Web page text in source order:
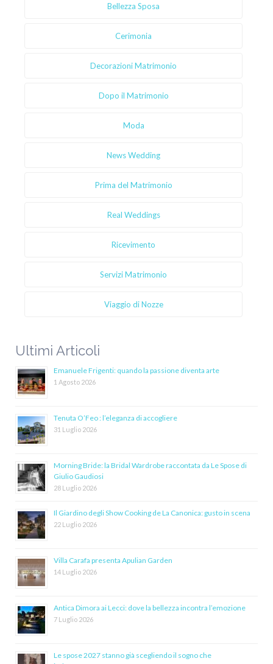
Bellezza Sposa
Cerimonia
Decorazioni Matrimonio
Dopo il Matrimonio
Moda
News Wedding
Prima del Matrimonio
Real Weddings
Ricevimento
Servizi Matrimonio
Viaggio di Nozze
Ultimi Articoli
Emanuele Frigenti: quando la passione diventa arte
1 Agosto 2026
Tenuta O’Feo : l’eleganza di accogliere
31 Luglio 2026
Morning Bride: la Bridal Wardrobe raccontata da Le Spose di
Giulio Gaudiosi
28 Luglio 2026
Il Giardino degli Show Cooking de La Canonica: gusto in scena
22 Luglio 2026
Villa Carafa presenta Apulian Garden
14 Luglio 2026
Antica Dimora ai Lecci: dove la bellezza incontra l’emozione
7 Luglio 2026
Le spose 2027 stanno già scegliendo il sogno che